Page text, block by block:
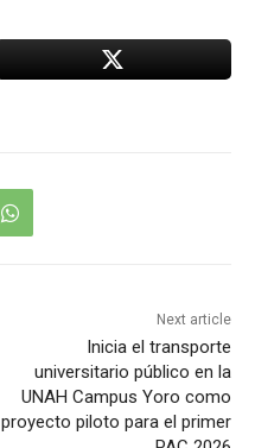
Next article
Inicia el transporte
universitario público en la
UNAH Campus Yoro como
proyecto piloto para el primer